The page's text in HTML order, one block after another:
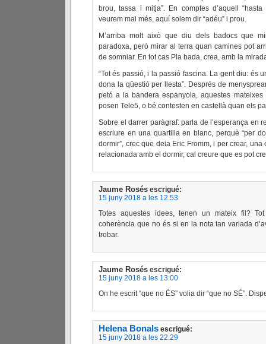
brou, tassa i mitja”. En comptes d’aquell
veurem mai més, aquí solem dir “adéu” i prou.
M’arriba molt això que diu dels badocs que
paradoxa, però mirar al terra quan camines pot
de somniar. En tot cas Pla bada, crea, amb la
“Tot és passió, i la passió fascina. La gent diu: és
dona la qüestió per llesta”. Després de
petó a la bandera espanyola, aquestes
posen Tele5, o bé contesten en castellà quan els
Sobre el darrer paràgraf: parla de l’esperança en
escriure en una quartilla en blanc, perquè “per
dormir”, crec que deia Eric Fromm, i per crear, una
relacionada amb el dormir, cal creure que es pot
Jaume Rosés escrigué:
15 juny 2018 a les 12.53
Totes aquestes idees, tenen un mateix fil?
coherència que no és si en la nota tan variada
trobar.
Jaume Rosés escrigué:
15 juny 2018 a les 13.00
On he escrit “que no ÉS” volia dir “que no SÉ”.
Helena Bonals escrigué:
15 juny 2018 a les 22.29